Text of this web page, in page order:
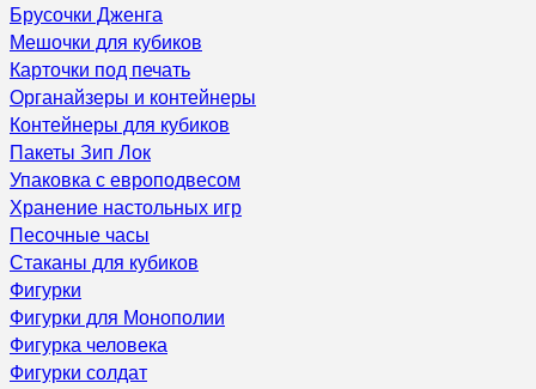
Брусочки Дженга
Мешочки для кубиков
Карточки под печать
Органайзеры и контейнеры
Контейнеры для кубиков
Пакеты Зип Лок
Упаковка с европодвесом
Хранение настольных игр
Песочные часы
Стаканы для кубиков
Фигурки
Фигурки для Монополии
Фигурка человека
Фигурки солдат